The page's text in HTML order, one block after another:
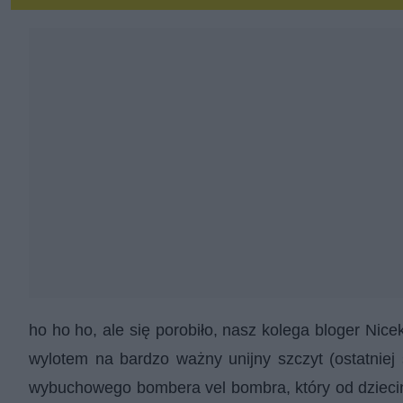
ho ho ho, ale się porobiło, nasz kolega bloger
wylotem na bardzo ważny unijny szczyt
wybuchowego bombera vel bombra, który od